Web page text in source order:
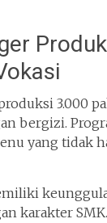
3.000
bergizi.
yang tidak
karakter